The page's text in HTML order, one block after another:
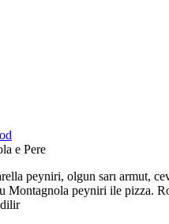
e Pere
peyniri, olgun sarı armut,
Montagnola peyniri ile pizza.